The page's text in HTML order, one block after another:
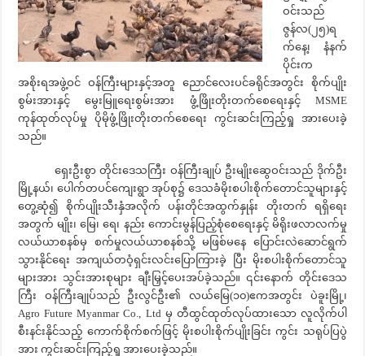
ဝင်းသည်
ဇွန်လ(၂၅)ရ
က်နေ့၊ နံနက်
ပိုင်းက
အစိုးရအဖွဲ့ဝင် ဝန်ကြီးများနှင့်အတူ ညောင်လေးပင်ခရိုင်အတွင်း စိုက်ပျိုး
စွမ်းအားနှင့် မွေးမြူရေးစွမ်းအား ဖွံ့ဖြိုးတိုးတက်စေရေးနှင့် MSME
ကုန်ထုတ်လုပ်မှု ပိုမိုဖွံ့ဖြိုးတိုးတက်စေရေး ကွင်းဆင်းကြည့်ရှု အားပေးခဲ့
သည်။
ရှေးဦးစွာ တိုင်းဒေသကြီး ဝန်ကြီးချုပ် ဦးမျိုးဆွေဝင်းသည် ဒိုက်ဦး
မြို့နယ်၊ ပေါက်တပင်ကျေးရွာ အုပ်စု၌ ဒေသခံမိုးစပါးစိုက်တောင်သူများနှင့်
တွေ့ဆုံ၍ စိုက်ပျိုးသီးနှံအလိုက် ပန်းတိုင်အထွက်နှုန်း တိုးတက် ရရှိရေး
အတွက် မျိုး၊ မြေ၊ ရေ၊ နည်း ကောင်းမွန်ပြည့်စုံစေရေးနှင့် မိရိုးဖလာလက်မှု
လယ်ယာစနစ်မှ စက်မှုလယ်ယာစနစ်သို့ မဖြစ်မနေ ပြောင်းလဲဆောင်ရွက်
သွားနိုင်ရေး အကျယ်တဝံ့ရှင်းလင်းပြောကြားခဲ့ ပြီး မိုးစပါးစိုက်တောင်သူ
များအား သွင်းအားစုများ ချီးမြှင့်ပေးအပ်ခဲ့သည်။ ၎င်းနောက် တိုင်းဒေသ
ကြီး ဝန်ကြီးချုပ်သည် ဦးလွင်ဦး၏ လယ်မြေ(၁၀)ဧကအတွင်း ပဲခူးမြို့၊
Agro Future Myanmar Co., Ltd မှ တီထွင်ထုတ်လုပ်ထားသော လူလိုက်ပါ
စီးနင်းနိုင်သည့် ကောက်စိုက်စက်ဖြင့် မိုးစပါးစိုက်ပျိုးခြင်း ကွင်း သရုပ်ပြပွဲ
အား ကွင်းဆင်းကြည့်ရှု အားပေးခဲ့သည်။